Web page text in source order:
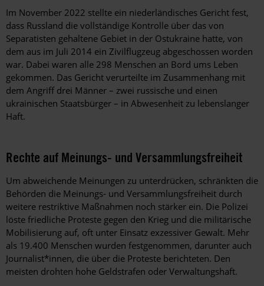
Im November 2022 stellte ein niederländisches Gericht fest,
dass Russland die vollständige Kontrolle über das von
Separatisten gehaltene Gebiet in der Ostukraine hatte, von
dem aus im Juli 2014 ein Zivilflugzeug abgeschossen worden
war. Dabei waren alle 298 Menschen an Bord ums Leben
gekommen. Das Gericht verurteilte im Zusammenhang mit
dem Angriff drei Männer – zwei russische und einen
ukrainischen Staatsbürger – in Abwesenheit zu lebenslanger
Haft.
Rechte auf Meinungs- und Versammlungsfreiheit
Um abweichende Meinungen zu unterdrücken, schränkten die
Behörden die Meinungs- und Versammlungsfreiheit durch
weitere restriktive Maßnahmen noch stärker ein. Die Polizei
löste friedliche Proteste gegen den Krieg und die militärische
Mobilisierung auf, oft unter Einsatz exzessiver Gewalt. Mehr
als 19.400 Menschen wurden festgenommen, darunter auch
Journalist*innen, die über die Proteste berichteten. Den
meisten drohten hohe Geldstrafen oder Verwaltungshaft.